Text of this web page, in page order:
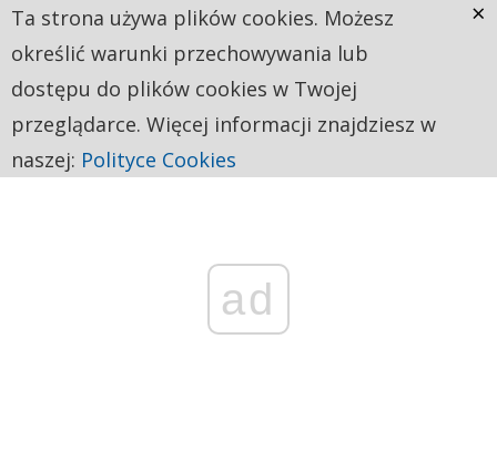
ad
Ta strona używa plików cookies. Możesz
określić warunki przechowywania lub
dostępu do plików cookies w Twojej
przeglądarce. Więcej informacji znajdziesz w
naszej: Polityce Cookies
×